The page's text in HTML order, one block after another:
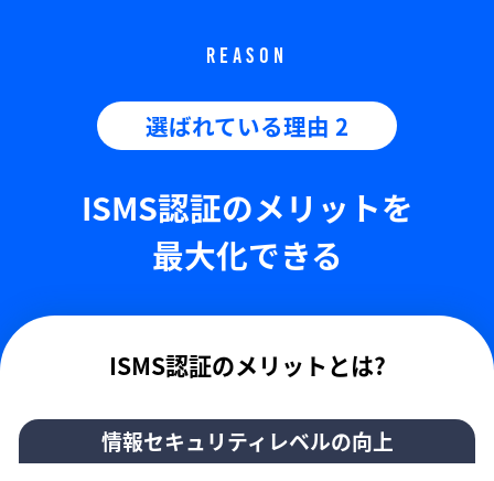
REASON
選ばれている理由 2
ISMS認証のメリットを
最大化できる
ISMS認証のメリットとは?
情報セキュリティレベルの向上